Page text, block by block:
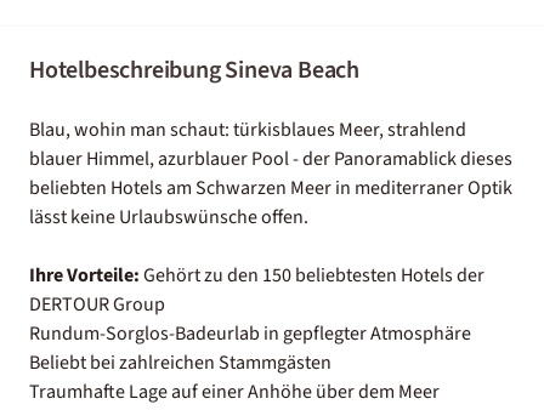
Hotelbeschreibung Sineva Beach
Blau, wohin man schaut: türkisblaues Meer, strahlend
blauer Himmel, azurblauer Pool - der Panoramablick dieses
beliebten Hotels am Schwarzen Meer in mediterraner Optik
lässt keine Urlaubswünsche offen.
Ihre Vorteile:Gehört zu den 150 beliebtesten Hotels der
DERTOUR Group
Rundum-Sorglos-Badeurlab in gepflegter Atmosphäre
Beliebt bei zahlreichen Stammgästen
Traumhafte Lage auf einer Anhöhe über dem Meer